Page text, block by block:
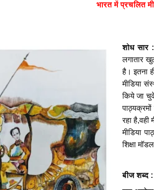
भारत में प्रचलित
शोध सार
लगातार
है। इतना
मीडिया
किये जा
पाठ्यक्रमों
रहा
मीडिया
शिक्षा
बीज शब्द